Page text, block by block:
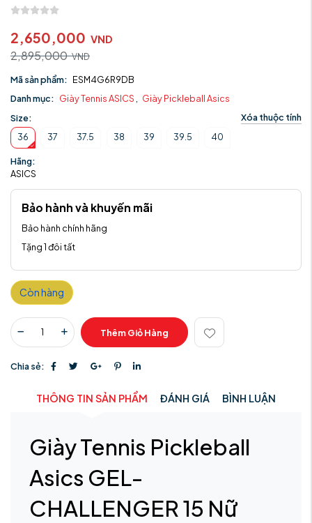
2,650,000 VND
2,895,000VND
Mã sản phẩm: ESM4G6R9DB
Danh mục: Giày Tennis ASICS , Giày Pickleball Asics
Size:
Xóa thuộc tính
36
37 37.5 38 39 39.5 40
Hãng:
ASICS
Bảo hành và khuyến mãi
Bảo hành chính hãng
Tặng 1 đôi tất
Còn hàng
Thêm Giỏ Hàng
Chia sẻ:
THÔNG TIN SẢN PHẨM ĐÁNH GIÁ BÌNH LUẬN
Giày Tennis Pickleball
Asics GEL-
CHALLENGER 15 Nữ